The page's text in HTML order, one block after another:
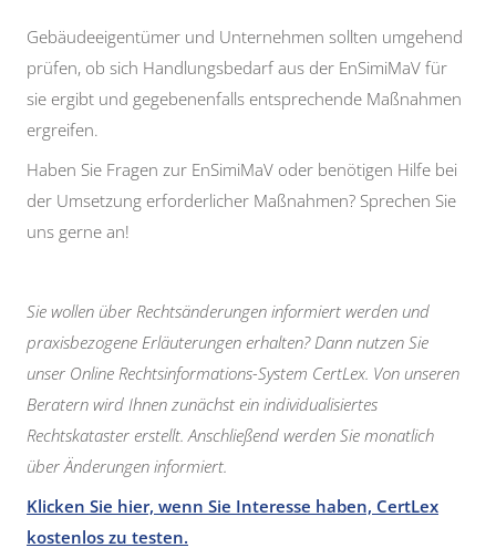
Gebäudeeigentümer und Unternehmen sollten umgehend
prüfen, ob sich Handlungsbedarf aus der EnSimiMaV für
sie ergibt und gegebenenfalls entsprechende Maßnahmen
ergreifen.
Haben Sie Fragen zur EnSimiMaV oder benötigen Hilfe bei
der Umsetzung erforderlicher Maßnahmen? Sprechen Sie
uns gerne an!
Sie wollen über Rechtsänderungen informiert werden und
praxisbezogene Erläuterungen erhalten? Dann nutzen Sie
unser Online Rechtsinformations-System CertLex. Von unseren
Beratern wird Ihnen zunächst ein individualisiertes
Rechtskataster erstellt. Anschließend werden Sie monatlich
über Änderungen informiert.
Klicken Sie hier, wenn Sie Interesse haben, CertLex
kostenlos zu testen.